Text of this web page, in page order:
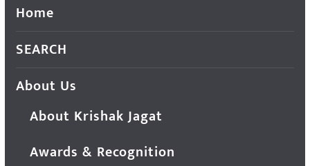
Home
SEARCH
About Us
About Krishak Jagat
Awards & Recognition